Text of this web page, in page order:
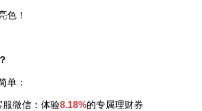
色！
单：
服微信 ： 体验8.18%的专属理财券